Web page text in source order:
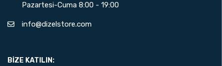
Pazartesi-Cuma 8:00 - 19:00
info@dizelstore.com
BIZE KATILIN: